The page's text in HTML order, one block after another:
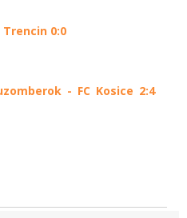
Trencin 0:0
- FC Kosice 2:4